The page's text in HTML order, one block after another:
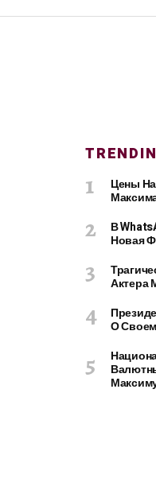
Цены
В
Новая
Актера
О